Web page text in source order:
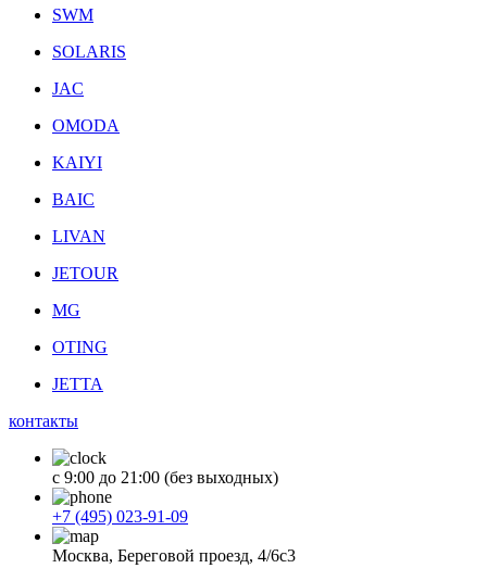
SWM
SOLARIS
JAC
OMODA
KAIYI
BAIC
LIVAN
JETOUR
MG
OTING
JETTA
контакты
с 9:00 до 21:00 (без выходных)
+7 (495) 023-91-09
Москва, Береговой проезд, 4/6с3